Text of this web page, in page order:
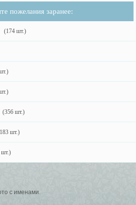
пожелания заранее:
(174 шт.)
(356 шт.)
шт.)
шт.)
с именами.